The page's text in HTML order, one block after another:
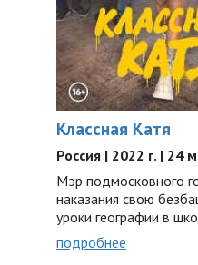
Классная Катя
Россия | 2022 г. | 24
Мэр подмосковного
наказания свою
уроки географии в
подробнее